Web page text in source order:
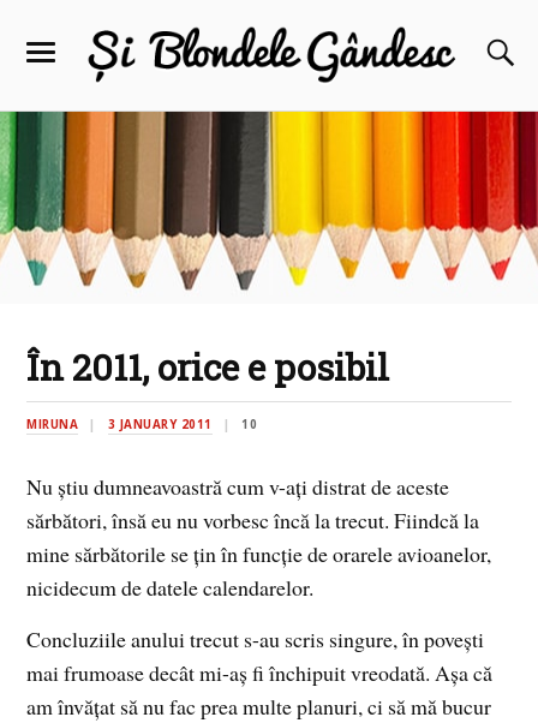
În 2011, orice e posibil
MIRUNA 3 JANUARY 2011 10
Nu ştiu dumneavoastră cum v-aţi distrat de aceste
sărbători, însă eu nu vorbesc încă la trecut. Fiindcă la
mine sărbătorile se ţin în funcţie de orarele avioanelor,
nicidecum de datele calendarelor.
Concluziile anului trecut s-au scris singure, în poveşti
mai frumoase decât mi-aş fi închipuit vreodată. Aşa că
am învăţat să nu fac prea multe planuri, ci să mă bucur